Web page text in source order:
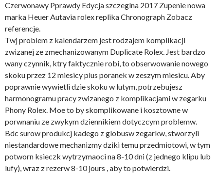
Czerwonawy Pprawdy Edycja szczeglna 2017 Zupenie nowa
marka Heuer Autavia rolex replika Chronograph Zobacz
referencje.
Twj problem z kalendarzem jest rodzajem komplikacji
zwizanej ze zmechanizowanym Duplicate Rolex. Jest bardzo
wany czynnik, ktry faktycznie robi, to obserwowanie nowego
skoku przez 12 miesicy plus poranek w zeszym miesicu. Aby
poprawnie wywietli dzie skoku w lutym, potrzebujesz
harmonogramu pracy zwizanego z komplikacjami w zegarku
Phony Rolex. Moe to by skomplikowane i kosztowne w
porwnaniu ze zwykym dziennikiem dotyczcym problemw.
Bdc surow produkcj kadego z globusw zegarkw, stworzyli
niestandardowe mechanizmy dziki temu przedmiotowi, w tym
potworn ksieczk wytrzymaoci na 8-10 dni (z jednego klipu lub
lufy), wraz z rezerw 8-10 jours , aby to potwierdzi.